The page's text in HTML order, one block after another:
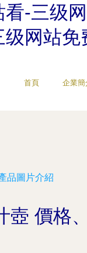
-三级
网站免
首頁 企業簡
品圖片介紹
壺 價格